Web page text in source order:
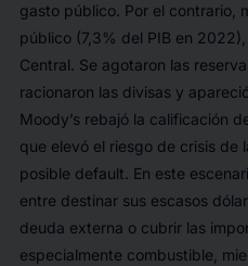
gasto público. Por el contrario,
público (7,3% del PIB en
Central. Se agotaron las
racionaron las divisas y
Moody’s rebajó la calificación
que elevó el riesgo de crisis de
posible default. En este
entre destinar sus escasos
deuda externa o cubrir las
especialmente combustible,